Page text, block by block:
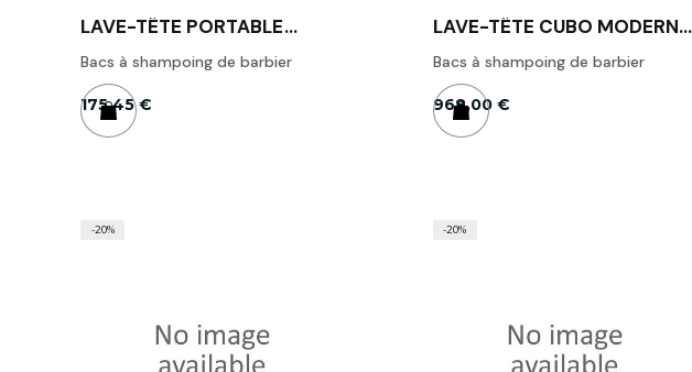
LAVE-TÊTE PORTABLE
Bacs à shampoing de barbier
175,45 €
LAVE-TÊTE CUBO MODERNE
Bacs à shampoing de barbier
968,00 €
-20% -20%